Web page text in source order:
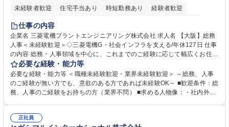
未経験者歓迎
住宅手当あり 時短勤務あり
経験者歓迎
退職金あり
駅近5分以内
土日祝休み 服装自由 寮・社宅あり 食事補助あり
仕事の内容
企業名 三菱電機プラントエンジニアリング株式会社 求人名 【大阪】総務
人事＜未経験歓迎＞◇三菱電機G・社会インフラを支える/年休127日 仕事
の内容 総務・人事領域を中心に、これまでのご経験に応じて幅広くお任せ
します。 ＜具体的には＞ ・総務/人事労務（給与・社保・勤怠管理など）
・採用・教育研修 ・福利厚生運用 など ※基本的には事務所勤務ですが、
採用や教育等の業務内容により、関西圏以外への日帰り・宿泊を伴う国内
出張もございます。 ※担当業務を持ちつつ、お互いに助け合いながら、総
必要な経験・能力等
必要な経験・能力等 ＜職種未経験歓迎・業界未経験歓迎＞ ～総務、人事
のご経験が無い方でも、意欲のある方であれば未経験OK～ ■歓迎条件：総
務、人事のご経験をお持ちの方（業界不問） ■求める人物像：・社内外の
正社員